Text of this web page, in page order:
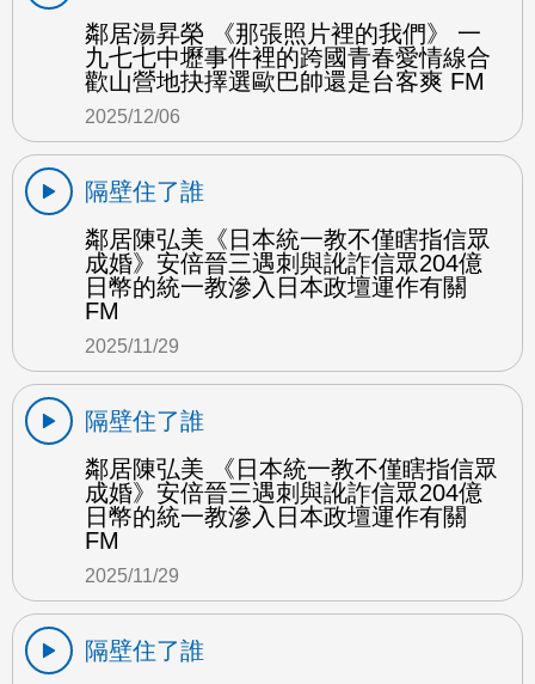
鄰居湯昇榮 《那張照片裡的我們》 一
九七七中壢事件裡的跨國青春愛情線合
歡山營地抉擇選歐巴帥還是台客爽 FM
2025/12/06
隔壁住了誰
鄰居陳弘美《日本統一教不僅瞎指信眾
成婚》安倍晉三遇刺與訛詐信眾204億
日幣的統一教滲入日本政壇運作有關
FM
2025/11/29
隔壁住了誰
鄰居陳弘美 《日本統一教不僅瞎指信眾
成婚》安倍晉三遇刺與訛詐信眾204億
日幣的統一教滲入日本政壇運作有關
FM
2025/11/29
隔壁住了誰